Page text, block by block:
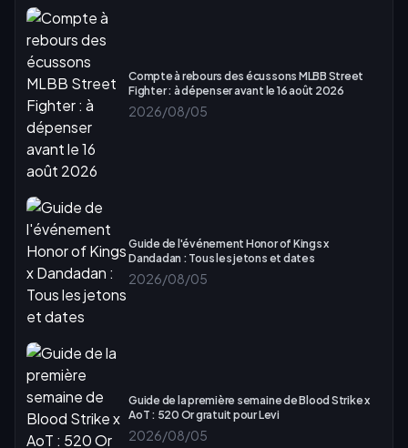
Compte à rebours des écussons MLBB Street
Fighter : à dépenser avant le 16 août 2026
2026/08/05
Guide de l'événement Honor of Kings x
Dandadan : Tous les jetons et dates
2026/08/05
Guide de la première semaine de Blood Strike x
AoT : 520 Or gratuit pour Levi
2026/08/05